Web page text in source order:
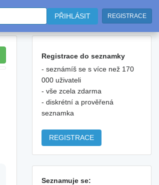
PŘIHLÁSIT REGISTRACE
Registrace do seznamky
- seznámíš se s více než 170
000 uživateli
- vše zcela zdarma
- diskrétní a prověřená
seznamka
REGISTRACE
Seznamuje se: